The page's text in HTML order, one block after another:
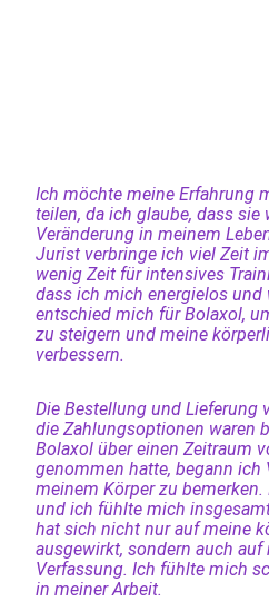
Ich möchte meine Erfahrung
teilen, da ich glaube, dass
Veränderung in meinem
Jurist verbringe ich viel Zeit
wenig Zeit für intensives
dass ich mich energielos
entschied mich für Bolaxol,
zu steigern und meine
verbessern.
Die Bestellung und Lieferung
die Zahlungsoptionen waren
Bolaxol über einen Zeitraum
genommen hatte, begann ich
meinem Körper zu
und ich fühlte mich
hat sich nicht nur auf meine
ausgewirkt, sondern auch auf
Verfassung. Ich fühlte mich
in meiner Arbeit.